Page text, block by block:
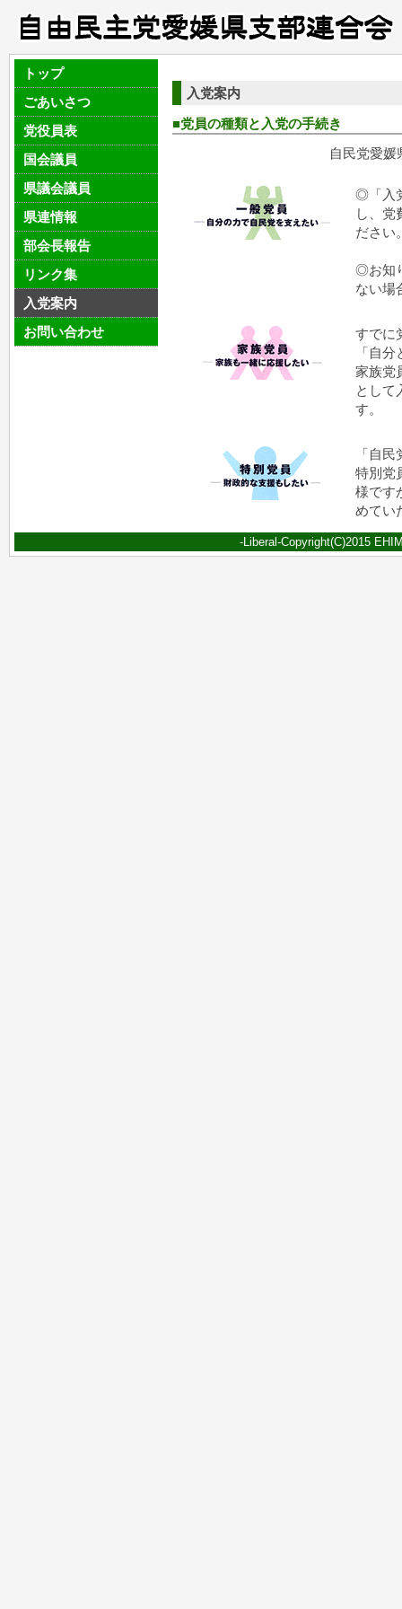
トップ
ごあいさつ
党役員表
国会議員
県議会議員
県連情報
部会長報告
リンク集
入党案内
お問い合わせ
入党案内
■党員の種類と入党の手続き
自民党愛媛
◎「入
し、党
ださい
◎お知
ない場
すでに
「自
家族党
として
す。
「自
特別党
様です
めてい
-Liberal-Copyright(C)2015